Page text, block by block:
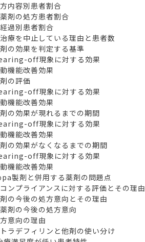
容別患者割合
の処方患者割合
過別患者割合
療を中止している理由と患者数
の効果を判定する基準
off現象に対する効果
能改善効果
の評価
off現象に対する効果
能改善効果
の効果が現れるまでの期間
off現象に対する効果
能改善効果
の効果がなくなるまでの期間
off現象に対する効果
能改善効果
製剤と併用する薬剤の問題点
ンプライアンスに対する評価とその理由
の今後の処方意向とその理由
の今後の処方意向
向の理由
ラデフィリンと他剤の使い分け